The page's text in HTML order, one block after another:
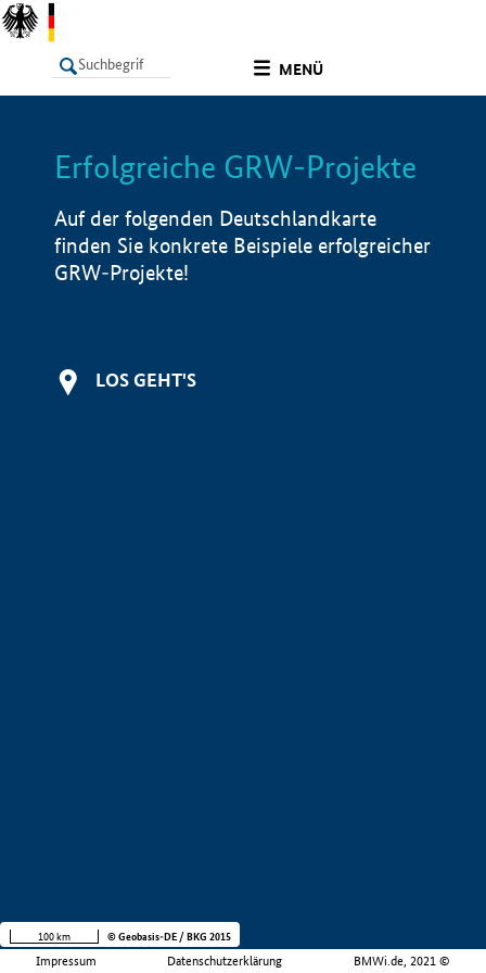
MENÜ
LISTE Info
Erfolgreiche GRW-Projekte
Auf der folgenden Deutschlandkarte
finden Sie konkrete Beispiele erfolgreicher
GRW-Projekte!
LOS GEHT'S
Impressum Datenschutzerklärung BMWi.de, 2021 ©
100 km © Geobasis-DE / BKG 2015